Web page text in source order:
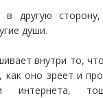
в другую
души.
внутри то,
оно зреет и
интернета,